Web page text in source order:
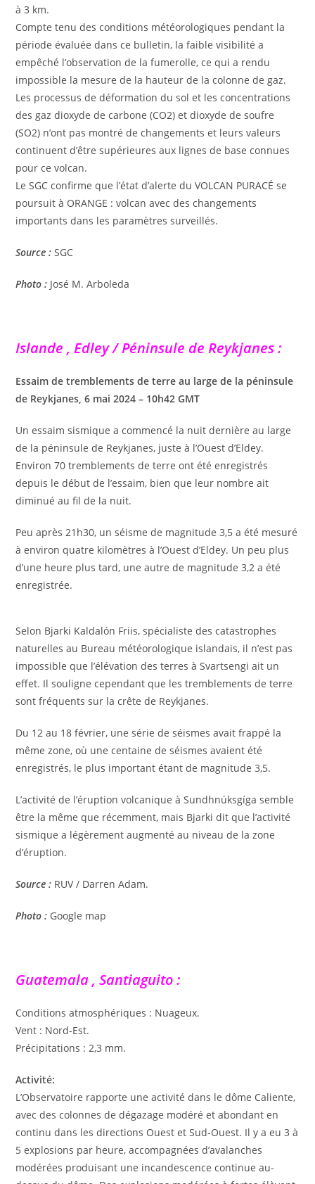
à 3 km.
Compte tenu des conditions météorologiques pendant la
période évaluée dans ce bulletin, la faible visibilité a
empêché l’observation de la fumerolle, ce qui a rendu
impossible la mesure de la hauteur de la colonne de gaz.
Les processus de déformation du sol et les concentrations
des gaz dioxyde de carbone (CO2) et dioxyde de soufre
(SO2) n’ont pas montré de changements et leurs valeurs
continuent d’être supérieures aux lignes de base connues
pour ce volcan.
Le SGC confirme que l’état d’alerte du VOLCAN PURACÉ se
poursuit à ORANGE : volcan avec des changements
importants dans les paramètres surveillés.
Source : SGC
Photo : José M. Arboleda
Islande , Edley / Péninsule de Reykjanes :
Essaim de tremblements de terre au large de la péninsule
de Reykjanes, 6 mai 2024 – 10h42 GMT
Un essaim sismique a commencé la nuit dernière au large
de la péninsule de Reykjanes, juste à l’Ouest d’Eldey.
Environ 70 tremblements de terre ont été enregistrés
depuis le début de l’essaim, bien que leur nombre ait
diminué au fil de la nuit.
Peu après 21h30, un séisme de magnitude 3,5 a été mesuré
à environ quatre kilomètres à l’Ouest d’Eldey. Un peu plus
d’une heure plus tard, une autre de magnitude 3,2 a été
enregistrée.
Selon Bjarki Kaldalón Friis, spécialiste des catastrophes
naturelles au Bureau météorologique islandais, il n’est pas
impossible que l’élévation des terres à Svartsengi ait un
effet. Il souligne cependant que les tremblements de terre
sont fréquents sur la crête de Reykjanes.
Du 12 au 18 février, une série de séismes avait frappé la
même zone, où une centaine de séismes avaient été
enregistrés, le plus important étant de magnitude 3,5.
L’activité de l’éruption volcanique à Sundhnúksgíga semble
être la même que récemment, mais Bjarki dit que l’activité
sismique a légèrement augmenté au niveau de la zone
d’éruption.
Source : RUV / Darren Adam.
Photo : Google map
Guatemala , Santiaguito :
Conditions atmosphériques : Nuageux.
Vent : Nord-Est.
Précipitations : 2,3 mm.
Activité:
L’Observatoire rapporte une activité dans le dôme Caliente,
avec des colonnes de dégazage modéré et abondant en
continu dans les directions Ouest et Sud-Ouest. Il y a eu 3 à
5 explosions par heure, accompagnées d’avalanches
modérées produisant une incandescence continue au-